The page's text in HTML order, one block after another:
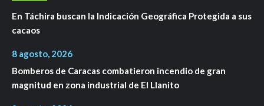
En Táchira buscan la Indicación Geográfica Protegida a sus
cacaos
8 agosto, 2026
Bomberos de Caracas combatieron incendio de gran
magnitud en zona industrial de El Llanito